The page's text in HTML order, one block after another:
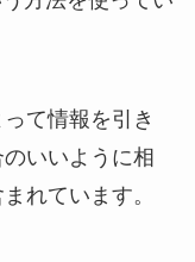
て情報を引き
いいように相
れています。